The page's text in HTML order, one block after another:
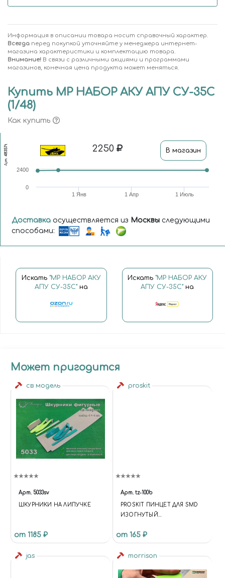
Информация в описании товара носит справочный характер.
Всегда перед покупкой уточняйте у менеджера интернет-
магазина характеристики и комплектацию товара.
Внимание! В связи с различными акциями и программами
магазинов, конечная цена продукта может меняться.
Купить MP НАБОР АКУ АПУ СУ-35C
(1/48)
Как купить
Арт.
48357t 2250 В магазин
1 Янв 1 Апр 1 Июль
0
2400
Доставка осуществляется из Москвы следующими
способами:
Искать "MP НАБОР АКУ
АПУ СУ-35C"на
Искать "MP НАБОР АКУ
АПУ СУ-35C" на
Может пригодится
св модель
Арт. 5033sv
ШКУРНИКИ НА ЛИПУЧКЕ
от 1185 ₽
proskit
Арт. tz-100b
PROSKIT ПИНЦЕТ ДЛЯ SMD
ИЗОГНУТЫЙ
НЕМАГНИТНЫЙ, ТЕРМО-
КИСЛОТО-СТОЙКИЙ,
АНТИСТАТ)
от 165 ₽
jas morrison